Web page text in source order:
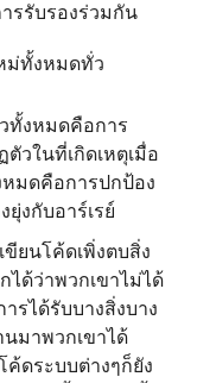
รรับรองร่วมกัน
ม่ทั้งหมดทั่ว
ทั้งหมดคือการ
วในที่เกิดเหตุเมื่อ
หมดคือการปกป้อง
ยุ่งกับอาร์เรย์
ยนโค้ดเพิ่งตบสิ่ง
ด้ว่าพวกเขาไม่ได้
รได้รับบางสิ่งบาง
มาพวกเขาได้
ดระบบต่างๆก็ยัง